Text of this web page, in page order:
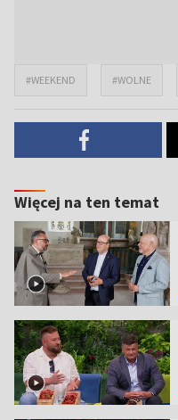
#WEEKEND #WOLNE
Więcej na ten temat